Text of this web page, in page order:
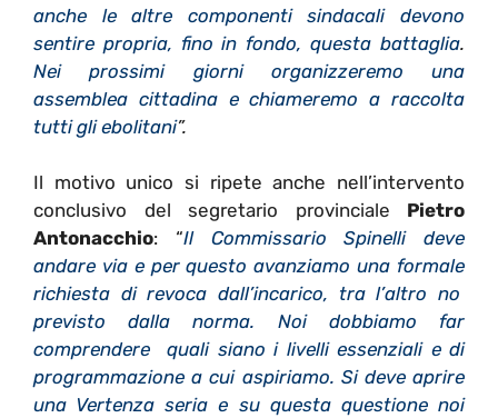
anche le altre componenti sindacali devono
sentire propria, fino in fondo, questa battaglia.
Nei prossimi giorni organizzeremo una
assemblea cittadina e chiameremo a raccolta
tutti gli ebolitani”.
Il motivo unico si ripete anche nell’intervento
conclusivo del segretario provinciale Pietro
Antonacchio: “Il Commissario Spinelli deve
andare via e per questo avanziamo una formale
richiesta di revoca dall’incarico, tra l’altro no
previsto dalla norma. Noi dobbiamo far
comprendere quali siano i livelli essenziali e di
programmazione a cui aspiriamo. Si deve aprire
una Vertenza seria e su questa questione noi